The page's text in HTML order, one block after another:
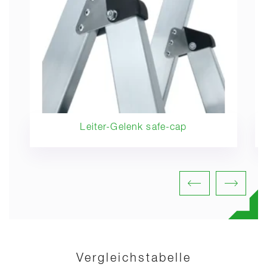
Leiter-Gelenk safe-cap
Vergleichstabelle